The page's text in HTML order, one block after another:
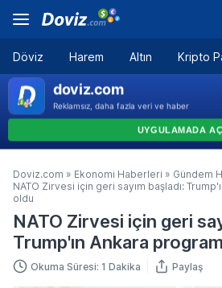
Döviz Harem Altın Kripto
Doviz.com » Ekonomi Haberleri » Gündem
NATO Zirvesi için geri sayım başladı:
oldu
NATO Zirvesi için geri
Trump'ın Ankara
Okuma Süresi: 1 Dakika Paylaş